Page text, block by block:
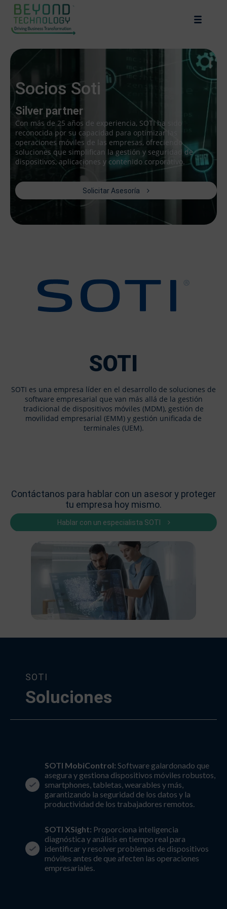
Socios Soti
Silver partner
Con más de 25 años de experiencia, SOTI ha sido
reconocida por su capacidad para optimizar las
operaciones móviles de las empresas, ofreciendo
soluciones que simplifican la gestión y seguridad de
dispositivos, aplicaciones y contenido corporativo.
Solicitar Asesoría
SOTI
SOTI es una empresa líder en el desarrollo de soluciones de
software empresarial que van más allá de la gestión
tradicional de dispositivos móviles (MDM), gestión de
movilidad empresarial (EMM) y gestión unificada de
terminales (UEM).
Contáctanos para hablar con un asesor y proteger
tu empresa hoy mismo.
Hablar con un especialista SOTI
SOTI
Soluciones
SOTI MobiControl: Software galardonado que
asegura y gestiona dispositivos móviles robustos,
smartphones, tabletas, wearables y más,
garantizando la seguridad de los datos y la
productividad de los trabajadores remotos.
SOTI XSight: Proporciona inteligencia
diagnóstica y análisis en tiempo real para
identificar y resolver problemas de dispositivos
móviles antes de que afecten las operaciones
empresariales.